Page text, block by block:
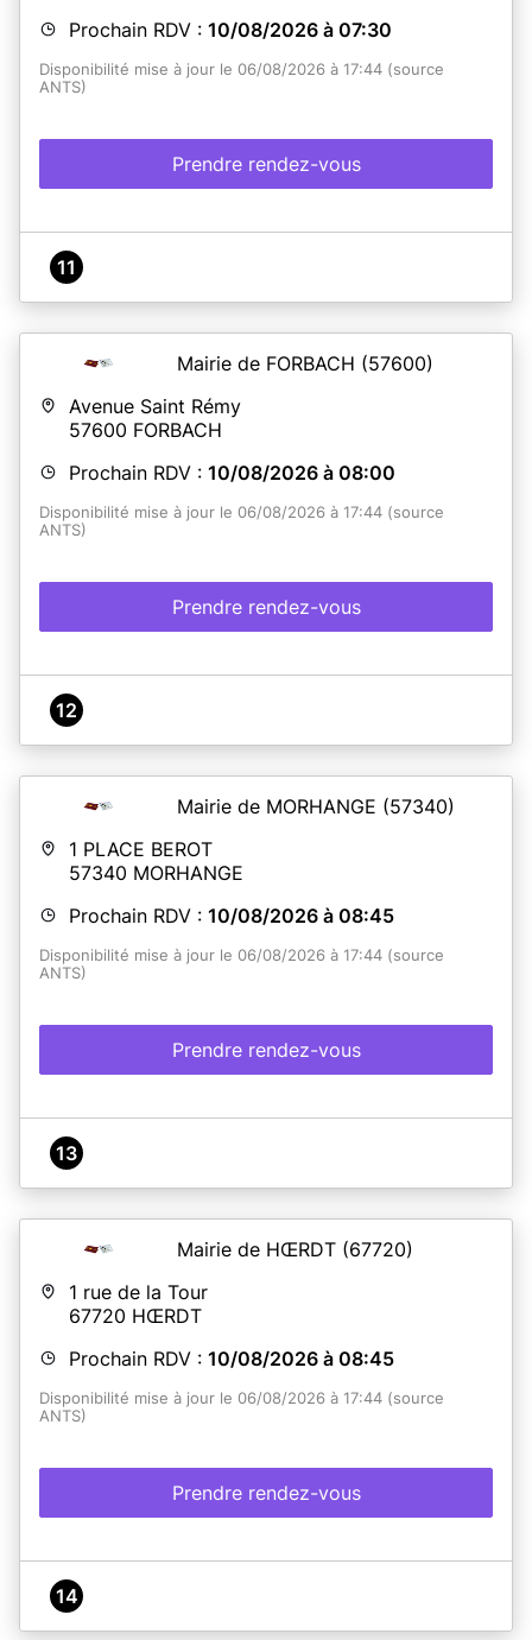
Prochain RDV : 10/08/2026 à 07:30
Disponibilité mise à jour le 06/08/2026 à 17:44 (source
ANTS)
Prendre rendez-vous
11
Mairie de FORBACH (57600)
Avenue Saint Rémy
57600 FORBACH
Prochain RDV : 10/08/2026 à 08:00
Disponibilité mise à jour le 06/08/2026 à 17:44 (source
ANTS)
Prendre rendez-vous
12
Mairie de MORHANGE (57340)
1 PLACE BEROT
57340 MORHANGE
Prochain RDV : 10/08/2026 à 08:45
Disponibilité mise à jour le 06/08/2026 à 17:44 (source
ANTS)
Prendre rendez-vous
13
Mairie de HŒRDT (67720)
1 rue de la Tour
67720 HŒRDT
Prochain RDV : 10/08/2026 à 08:45
Disponibilité mise à jour le 06/08/2026 à 17:44 (source
ANTS)
Prendre rendez-vous
14